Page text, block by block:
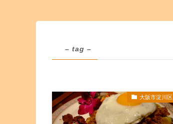
– tag –
大阪市淀川区